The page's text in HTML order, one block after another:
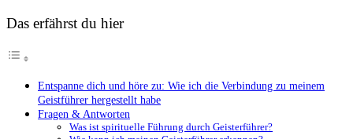
Das erfährst du hier
Entspanne dich und höre zu: Wie ich die Verbindung zu meinem
Geistführer hergestellt habe
Fragen & Antworten
Was ist spirituelle Führung durch Geisterführer?